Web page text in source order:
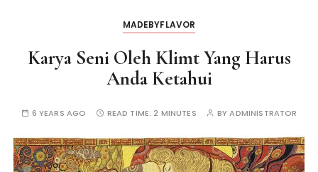
MADEBYFLAVOR
Karya Seni Oleh Klimt Yang Harus
Anda Ketahui
6 YEARS AGO READ TIME:2 MINUTES BYADMINISTRATOR